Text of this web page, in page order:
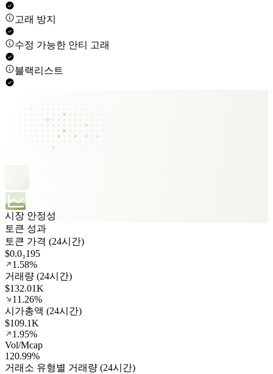
고래 방지
수정 가능한 안티 고래
블랙리스트
시장 안정성
토큰 성과
토큰 가격 (24시간)
$0.0₃195
1.58%
거래량 (24시간)
$132.01K
11.26%
시가총액 (24시간)
$109.1K
1.95%
Vol/Mcap
120.99%
거래소 유형별 거래량 (24시간)